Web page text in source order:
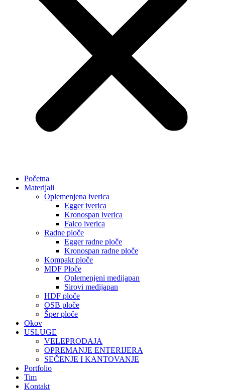
Početna
Materijali
Oplemenjena iverica
Egger iverica
Kronospan iverica
Falco iverica
Radne ploče
Egger radne ploče
Kronospan radne ploče
Kompakt ploče
MDF Ploče
Oplemenjeni medijapan
Sirovi medijapan
HDF ploče
OSB ploče
Šper ploče
Okov
USLUGE
VELEPRODAJA
OPREMANJE ENTERIJERA
SEČENJE I KANTOVANJE
Portfolio
Tim
Kontakt